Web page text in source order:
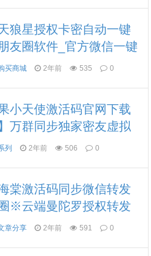
狼星授权卡密自动一键
友圈软件_官方微信一键
买商城 2年前 535 0
果小天使激活码官网下载
万群同步独家密友虚拟
红包怎么样
列 2年前 506 0
棠激活码同步微信转发
※云端曼陀罗授权转发
卡招收代理
章分享 2年前 591 0